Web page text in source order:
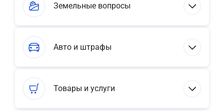
Земельные вопросы
Авто и штрафы
Товары и услуги